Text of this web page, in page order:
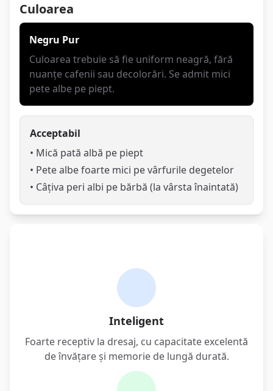
Culoarea
Negru Pur
Culoarea trebuie să fie uniform neagră, fără
nuanțe cafenii sau decolorări. Se admit mici
pete albe pe piept.
Acceptabil
• Mică pată albă pe piept
• Pete albe foarte mici pe vârfurile degetelor
• Câțiva peri albi pe bărbă (la vârsta înaintată)
Inteligent
Foarte receptiv la dresaj, cu capacitate excelentă
de învățare și memorie de lungă durată.